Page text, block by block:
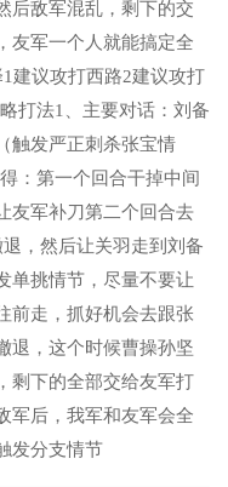
后敌军混乱，剩下的交
友军一个人就能搞定全
建议攻打西路2建议攻打
打法1、主要对话：刘备
触发严正刺杀张宝情
：第一个回合干掉中间
友军补刀第二个回合去
，然后让关羽走到刘备
单挑情节，尽量不要让
前走，抓好机会去跟张
退，这个时候曹操孙坚
剩下的全部交给友军打
军后，我军和友军会全
发分支情节